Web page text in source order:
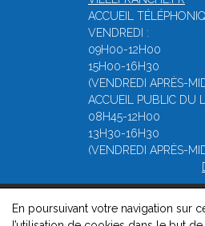
ACCUEIL
VENDREDI :
09H00-12H00
15H00-16H30
(VENDREDI APRÈS-
ACCUEIL PUBLIC DU
08H45-12H00
13H30-16H30
(VENDREDI APRÈS-
© 2026, Greffe du Tribunal de
En poursuivant votre navigation sur